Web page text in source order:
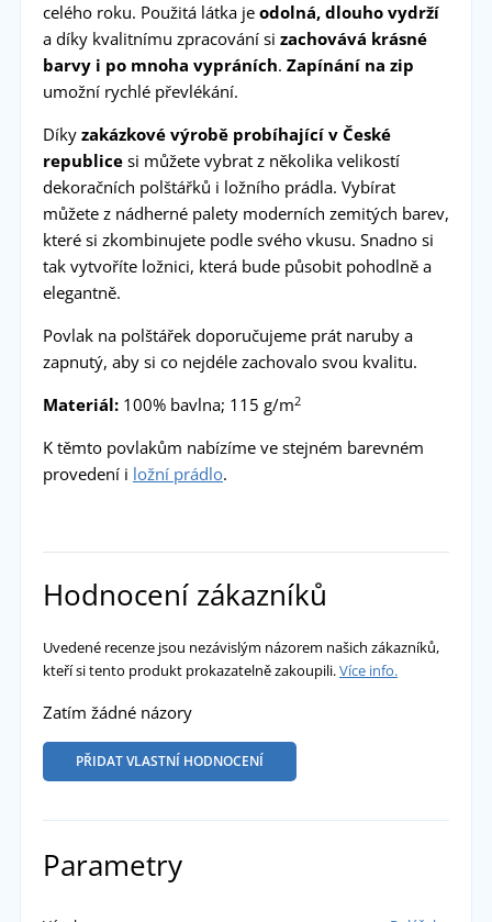
celého roku. Použitá látka je odolná, dlouho vydrží
a díky kvalitnímu zpracování si zachovává krásné
barvy i po mnoha vypráních. Zapínání na zip
umožní rychlé převlékání.
Díky zakázkové výrobě probíhající v České
republicesi můžete vybrat z několika velikostí
dekoračních polštářků i ložního prádla. Vybírat
můžete z nádherné palety moderních zemitých barev,
které si zkombinujete podle svého vkusu. Snadno si
tak vytvoříte ložnici, která bude působit pohodlně a
elegantně.
Povlak na polštářek doporučujeme prát naruby a
zapnutý, aby si co nejdéle zachovalo svou kvalitu.
Materiál:100% bavlna; 115 g/m2
K těmto povlakům nabízíme ve stejném barevném
provedení i ložní prádlo.
Hodnocení zákazníků
Uvedené recenze jsou nezávislým názorem našich zákazníků,
kteří si tento produkt prokazatelně zakoupili.Více info.
Zatím žádné názory
PŘIDAT VLASTNÍ HODNOCENÍ
Parametry